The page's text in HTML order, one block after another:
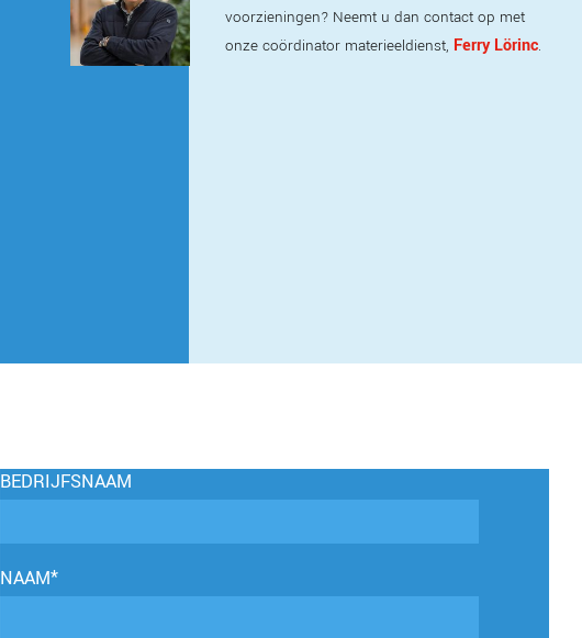
voorzieningen? Neemt u dan contact op met
onze coördinator materieeldienst, Ferry Lörinc.
BEDRIJFSNAAM
NAAM*